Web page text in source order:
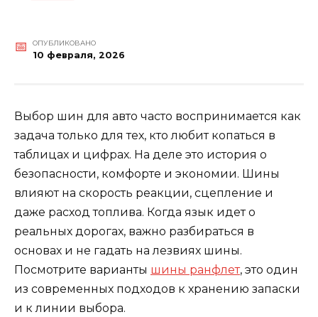
ОПУБЛИКОВАНО
10 февраля, 2026
Выбор шин для авто часто воспринимается как
задача только для тех, кто любит копаться в
таблицах и цифрах. На деле это история о
безопасности, комфорте и экономии. Шины
влияют на скорость реакции, сцепление и
даже расход топлива. Когда язык идет о
реальных дорогах, важно разбираться в
основах и не гадать на лезвиях шины.
Посмотрите варианты шины ранфлет, это один
из современных подходов к хранению запаски
и к линии выбора.